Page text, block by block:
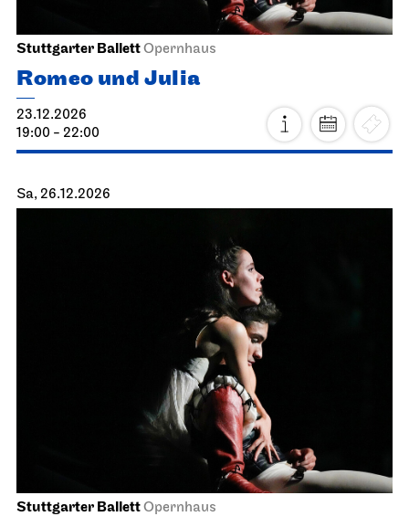
Stuttgarter BallettOpernhaus
Romeo und Julia
23.12.2026
19:00 - 22:00
Sa, 26.12.2026
Stuttgarter BallettOpernhaus